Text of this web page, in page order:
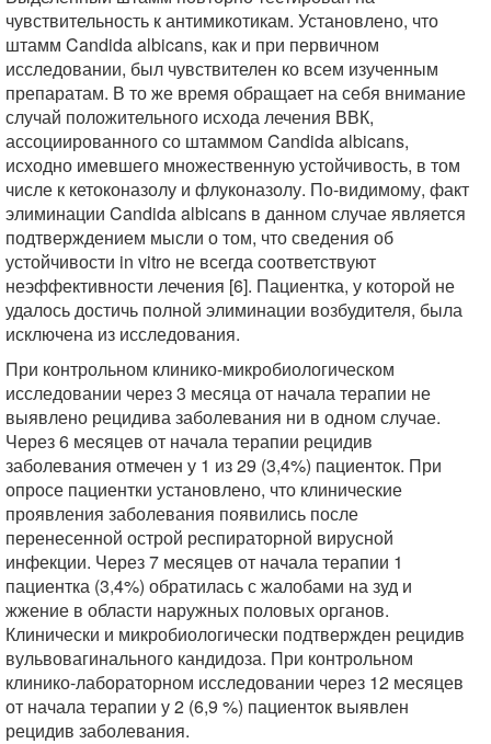
чувствительность к антимикотикам. Установлено, что
штамм Candida albicans, как и при первичном
исследовании, был чувствителен ко всем изученным
препаратам. В то же время обращает на себя внимание
случай положительного исхода лечения ВВК,
ассоциированного со штаммом Candida albicans,
исходно имевшего множественную устойчивость, в том
числе к кетоконазолу и флуконазолу. По-видимому, факт
элиминации Candida albicans в данном случае является
подтверждением мысли о том, что сведения об
устойчивости in vitro не всегда соответствуют
неэффективности лечения [6]. Пациентка, у которой не
удалось достичь полной элиминации возбудителя, была
исключена из исследования.
При контрольном клинико-микробиологическом
исследовании через 3 месяца от начала терапии не
выявлено рецидива заболевания ни в одном случае.
Через 6 месяцев от начала терапии рецидив
заболевания отмечен у 1 из 29 (3,4%) пациенток. При
опросе пациентки установлено, что клинические
проявления заболевания появились после
перенесенной острой респираторной вирусной
инфекции. Через 7 месяцев от начала терапии 1
пациентка (3,4%) обратилась с жалобами на зуд и
жжение в области наружных половых органов.
Клинически и микробиологически подтвержден рецидив
вульвовагинального кандидоза. При контрольном
клинико-лабораторном исследовании через 12 месяцев
от начала терапии у 2 (6,9 %) пациенток выявлен
рецидив заболевания.